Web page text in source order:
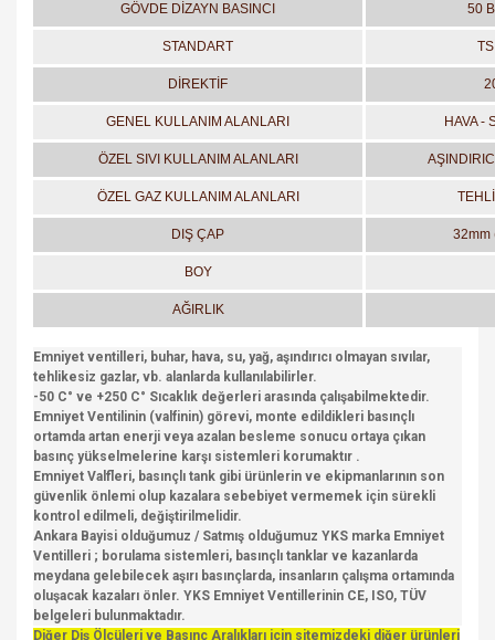
GÖVDE DİZAYN BASINCI 50
STANDART
DİREKTİF
GENEL KULLANIM ALANLARI HAVA -
ÖZEL SIVI KULLANIM ALANLARI
ÖZEL GAZ KULLANIM ALANLARI
DIŞ ÇAP 32mm
BOY
AĞIRLIK
Emniyet ventilleri, buhar, hava, su, yağ, aşındırıcı olmayan sıvılar,
tehlikesiz gazlar, vb. alanlarda kullanılabilirler.
-50 C° ve +250 C° Sıcaklık değerleri arasında çalışabilmektedir.
Emniyet Ventilinin (valfinin) görevi, monte edildikleri basınçlı
ortamda artan enerji veya azalan besleme sonucu ortaya çıkan
basınç yükselmelerine karşı sistemleri korumaktır .
Emniyet Valfleri, basınçlı tank gibi ürünlerin ve ekipmanlarının son
güvenlik önlemi olup kazalara sebebiyet vermemek için sürekli
kontrol edilmeli, değiştirilmelidir.
Ankara Bayisi olduğumuz / Satmış olduğumuz YKS marka Emniyet
Ventilleri ; borulama sistemleri, basınçlı tanklar ve kazanlarda
meydana gelebilecek aşırı basınçlarda, insanların çalışma ortamında
oluşacak kazaları önler. YKS Emniyet Ventillerinin CE, ISO, TÜV
belgeleri bulunmaktadır.
Diğer Diş Ölçüleri ve Basınç Aralıkları için sitemizdeki diğer ürünleri